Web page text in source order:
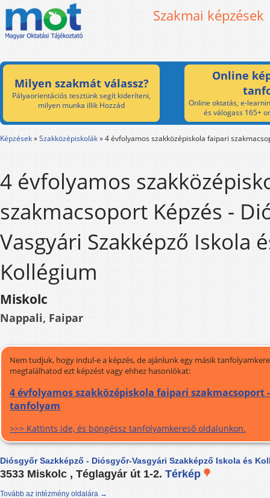
Szakmai képzések
Milyen szakmát válassz?
Pályaorientációs tesztünk segít kideríteni,
milyen munka illik Hozzád
Online
Online oktatás, e-
és válogass 165+
Képzések»Szakközépiskolák»4 évfolyamos szakközépiskola faipari
4 évfolyamos
szakmacsoport Képzés -
Vasgyári Szakképző Iskola
Kollégium
Miskolc
Nappali, Faipar
Nem tudjuk, hogy indul-e a képzés, de ajánlunk egy másik
megtalálhatod ezt képzést vagy ehhez hasonlókat:
4 évfolyamos szakközépiskola faipari szakmacsoport
tanfolyam
>>> Kattints ide, és böngéssz tanfolyamkereső oldalunkon.
Diósgyőr Sazkképző - Diósgyőr-Vasgyári Szakképző Iskola és
3533 Miskolc , Téglagyár út 1-2. Térkép
Tovább az intézmény oldalára →